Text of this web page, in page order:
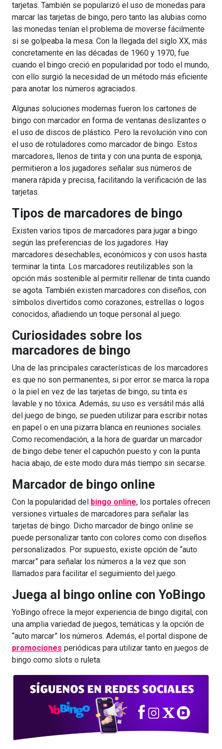
tarjetas. También se popularizó el uso de monedas para
marcar las tarjetas de bingo, pero tanto las alubias como
las monedas tenían el problema de moverse fácilmente
si se golpeaba la mesa. Con la llegada del siglo XX, más
concretamente en las décadas de 1960 y 1970, fue
cuando el bingo creció en popularidad por todo el mundo,
con ello surgió la necesidad de un método más eficiente
para anotar los números agraciados.
Algunas soluciones modernas fueron los cartones de
bingo con marcador en forma de ventanas deslizantes o
el uso de discos de plástico. Pero la revolución vino con
el uso de rotuladores como marcador de bingo. Estos
marcadores, llenos de tinta y con una punta de esponja,
permitieron a los jugadores señalar sus números de
manera rápida y precisa, facilitando la verificación de las
tarjetas.
Tipos de marcadores de bingo
Existen varios tipos de marcadores para jugar a bingo
según las preferencias de los jugadores. Hay
marcadores desechables, económicos y con usos hasta
terminar la tinta. Los marcadores reutilizables son la
opción más sostenible al permitir rellenar de tinta cuando
se agota. También existen marcadores con diseños, con
símbolos divertidos como corazones, estrellas o logos
conocidos, añadiendo un toque personal al juego.
Curiosidades sobre los
marcadores de bingo
Una de las principales características de los marcadores
es que no son permanentes, si por error se marca la ropa
o la piel en vez de las tarjetas de bingo, su tinta es
lavable y no tóxica. Además, su uso es versátil más allá
del juego de bingo, se pueden utilizar para escribir notas
en papel o en una pizarra blanca en reuniones sociales.
Como recomendación, a la hora de guardar un marcador
de bingo debe tener el capuchón puesto y con la punta
hacia abajo, de este modo dura más tiempo sin secarse.
Marcador de bingo online
Con la popularidad del bingo online, los portales ofrecen
versiones virtuales de marcadores para señalar las
tarjetas de bingo. Dicho marcador de bingo online se
puede personalizar tanto con colores como con diseños
personalizados. Por supuesto, existe opción de “auto
marcar” para señalar los números a la vez que son
llamados para facilitar el seguimiento del juego.
Juega al bingo online con YoBingo
YoBingo ofrece la mejor experiencia de bingo digital, con
una amplia variedad de juegos, temáticas y la opción de
“auto marcar” los números. Además, el portal dispone de
promociones periódicas para utilizar tanto en juegos de
bingo como slots o ruleta.